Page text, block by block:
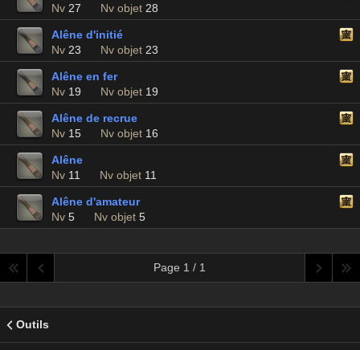
Nv 27 Nv objet 28
Alêne d'initié
Nv 23 Nv objet 23
Alêne en fer
Nv 19 Nv objet 19
Alêne de recrue
Nv 15 Nv objet 16
Alêne
Nv 11 Nv objet 11
Alêne d'amateur
Nv 5 Nv objet 5
Page 1 / 1
Outils